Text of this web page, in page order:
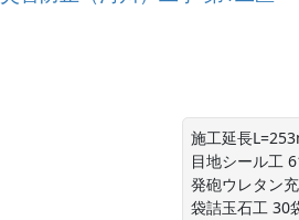
施工延長
目地シール工
発砲ウレタン
袋詰玉石工 30